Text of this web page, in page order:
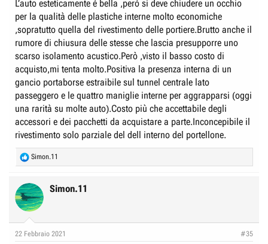
L’auto esteticamente è bella ,però si deve chiudere un occhio
per la qualità delle plastiche interne molto economiche
,sopratutto quella del rivestimento delle portiere.Brutto anche il
rumore di chiusura delle stesse che lascia presupporre uno
scarso isolamento acustico.Però ,visto il basso costo di
acquisto,mi tenta molto.Positiva la presenza interna di un
gancio portaborse estraibile sul tunnel centrale lato
passeggero e le quattro maniglie interne per aggrapparsi (oggi
una rarità su molte auto).Costo più che accettabile degli
accessori e dei pacchetti da acquistare a parte.Inconcepibile il
rivestimento solo parziale del dell interno del portellone.
R
e
c
t
i
s
Simon.11
Simon.11
22 Febbraio 2021 #35